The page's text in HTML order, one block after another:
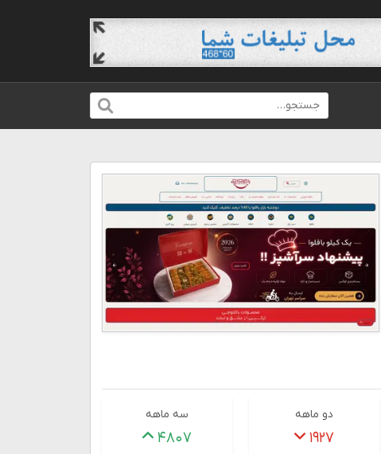
دو ماهه
۱۹۲۷
سه ماهه
۴۸۰۷